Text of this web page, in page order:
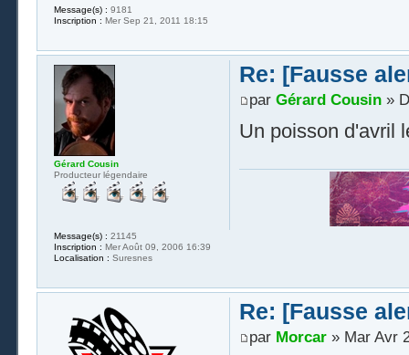
Message(s) : 9181
Inscription : Mer Sep 21, 2011 18:15
Re: [Fausse
par Gérard Cousin»
Un poisson d'avril
Gérard Cousin
Producteur légendaire
Message(s) : 21145
Inscription : Mer Août 09, 2006 16:39
Localisation : Suresnes
Re: [Fausse
par Morcar» Mar Avr